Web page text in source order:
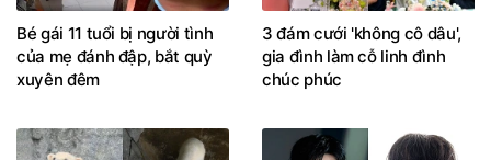
Bé gái 11 tuổi bị người tình
của mẹ đánh đập, bắt quỳ
xuyên đêm
3 đám cưới 'không cô dâu',
gia đình làm cỗ linh đình
chúc phúc